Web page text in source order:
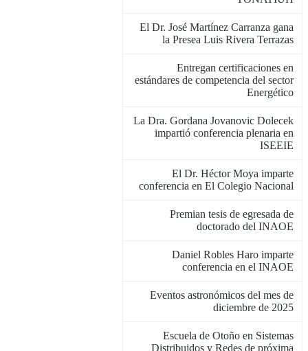
El Dr. José Martínez Carranza gana
la Presea Luis Rivera Terrazas
Entregan certificaciones en
estándares de competencia del sector
Energético
La Dra. Gordana Jovanovic Dolecek
impartió conferencia plenaria en
ISEEIE
El Dr. Héctor Moya imparte
conferencia en El Colegio Nacional
Premian tesis de egresada de
doctorado del INAOE
Daniel Robles Haro imparte
conferencia en el INAOE
Eventos astronómicos del mes de
diciembre de 2025
Escuela de Otoño en Sistemas
Distribuidos y Redes de próxima